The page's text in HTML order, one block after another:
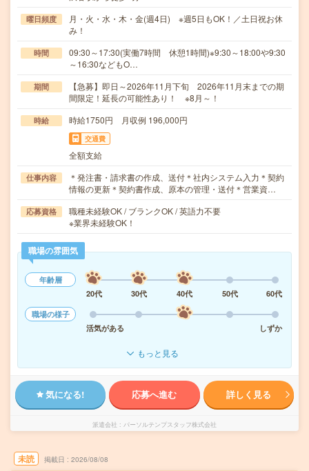
曜日頻度
月・火・水・木・金(週4日) ※週5日もOK！／土日祝お休
み！
時間
09:30～17:30(実働7時間 休憩1時間)※9:30～18:00や9:30
～16:30などもO…
期間
【急募】即日～2026年11月下旬 2026年11月末までの期
間限定！延長の可能性あり！ ※8月～！
時給 時給1750円 月収例 196,000円
交通費
全額支給
仕事内容
＊発注書・請求書の作成、送付＊社内システム入力＊契約
情報の更新＊契約書作成、原本の管理・送付＊営業資…
応募資格
職種未経験OK / ブランクOK / 英語力不要
※業界未経験OK！
職場の雰囲気
年齢層
20代
30代 40代 50代
60代
職場の様子
活気がある
しずか
もっと見る
気になる! 応募へ進む 詳しく見る
派遣会社 パーソルテンプスタッフ株式会社
未読 掲載日 2026/08/08